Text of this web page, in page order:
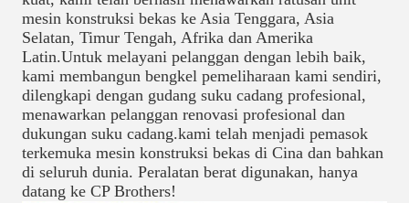
mesin konstruksi bekas ke Asia Tenggara, Asia
Selatan, Timur Tengah, Afrika dan Amerika
Latin.Untuk melayani pelanggan dengan lebih baik,
kami membangun bengkel pemeliharaan kami sendiri,
dilengkapi dengan gudang suku cadang profesional,
menawarkan pelanggan renovasi profesional dan
dukungan suku cadang.kami telah menjadi pemasok
terkemuka mesin konstruksi bekas di Cina dan bahkan
di seluruh dunia. Peralatan berat digunakan, hanya
datang ke CP Brothers!